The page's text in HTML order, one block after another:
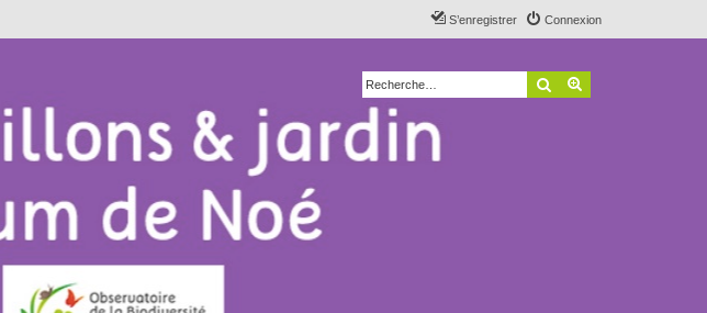
Connexion
S’enregistrer
Rechercher